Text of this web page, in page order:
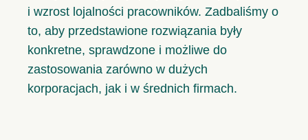
i wzrost lojalności pracowników. Zadbaliśmy o
to, aby przedstawione rozwiązania były
konkretne, sprawdzone i możliwe do
zastosowania zarówno w dużych
korporacjach, jak i w średnich firmach.